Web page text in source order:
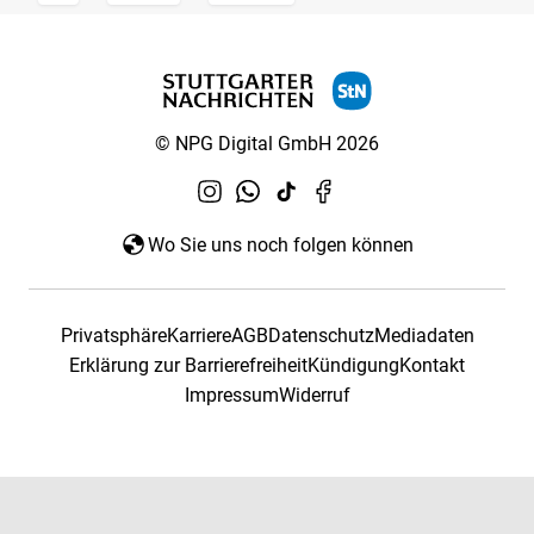
© NPG Digital GmbH 2026
Wo Sie uns noch folgen können
PrivatsphäreKarriereAGBDatenschutzMediadaten
Erklärung zur BarrierefreiheitKündigungKontakt
ImpressumWiderruf